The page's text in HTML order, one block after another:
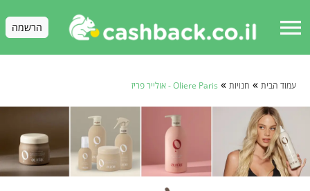
menu הרשמה
עמוד הבית » חנויות » Oliere Paris - אולייר פריז